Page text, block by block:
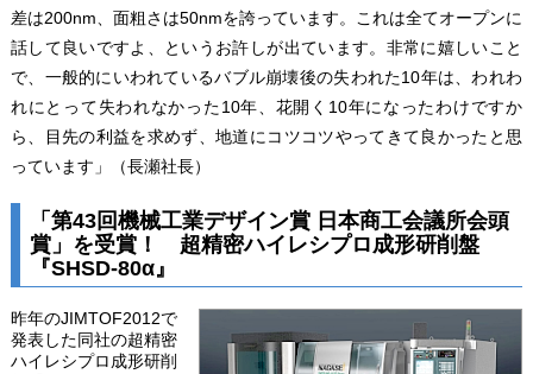
差は200nm、面粗さは50nmを誇っています。これは全てオープンに
話して良いですよ、というお許しが出ています。非常に嬉しいこと
で、一般的にいわれているバブル崩壊後の失われた10年は、われわ
れにとって失われなかった10年、花開く10年になったわけですか
ら、目先の利益を求めず、地道にコツコツやってきて良かったと思
っています」（長瀬社長）
「第43回機械工業デザイン賞 日本商工会議所会頭
賞」を受賞！ 超精密ハイレシプロ成形研削盤
『SHSD-80α』
昨年のJIMTOF2012で
発表した同社の超精密
ハイレシプロ成形研削